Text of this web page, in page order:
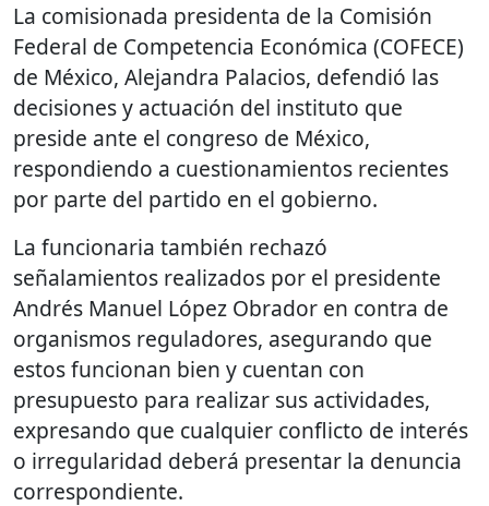
La comisionada presidenta de la Comisión
Federal de Competencia Económica (COFECE)
de México, Alejandra Palacios, defendió las
decisiones y actuación del instituto que
preside ante el congreso de México,
respondiendo a cuestionamientos recientes
por parte del partido en el gobierno.
La funcionaria también rechazó
señalamientos realizados por el presidente
Andrés Manuel López Obrador en contra de
organismos reguladores, asegurando que
estos funcionan bien y cuentan con
presupuesto para realizar sus actividades,
expresando que cualquier conflicto de interés
o irregularidad deberá presentar la denuncia
correspondiente.